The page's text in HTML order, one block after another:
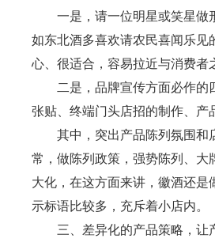
一是，请一位明星或笑星做形
如东北酒多喜欢请农民喜闻乐见
心、很适合，容易拉近与消费者
二是，品牌宣传方面必作的四
张贴、终端门头店招的制作、产
其中，突出产品陈列氛围和店
常，做陈列政策，强势陈列、大
大化，在这方面来讲，徽酒还
示标语比较多，充斥着小店内。
三、差异化的产品策略，让